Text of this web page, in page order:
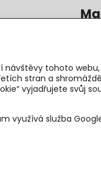
návštěvy tohoto
stran a
vyjadřujete svůj
využívá služba